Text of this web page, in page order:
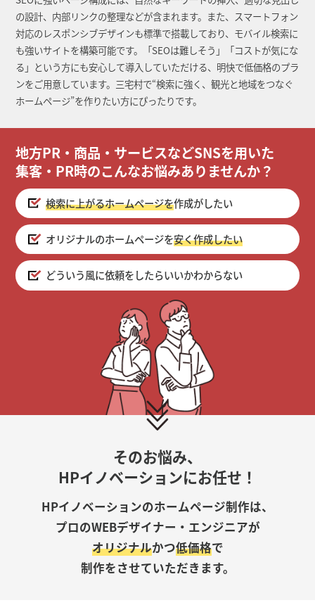
の設計、内部リンクの整理などが含まれます。また、スマートフォン
対応のレスポンシブデザインも標準で搭載しており、モバイル検索に
も強いサイトを構築可能です。「SEOは難しそう」「コストが気にな
る」という方にも安心して導入していただける、明快で低価格のプラ
ンをご用意しています。三宅村で“検索に強く、観光と地域をつなぐ
ホームページ”を作りたい方にぴったりです。
地方PR・商品・サービスなどSNSを用いた
集客・PR時のこんなお悩みありませんか？
検索に上がるホームページを作成がしたい
オリジナルのホームページを安く作成したい
どういう風に依頼をしたらいいかわからない
そのお悩み、
HPイノベーションにお任せ！
HPイノベーションのホームページ制作は、
プロのWEBデザイナー・エンジニアが
オリジナルかつ低価格で
制作をさせていただきます。